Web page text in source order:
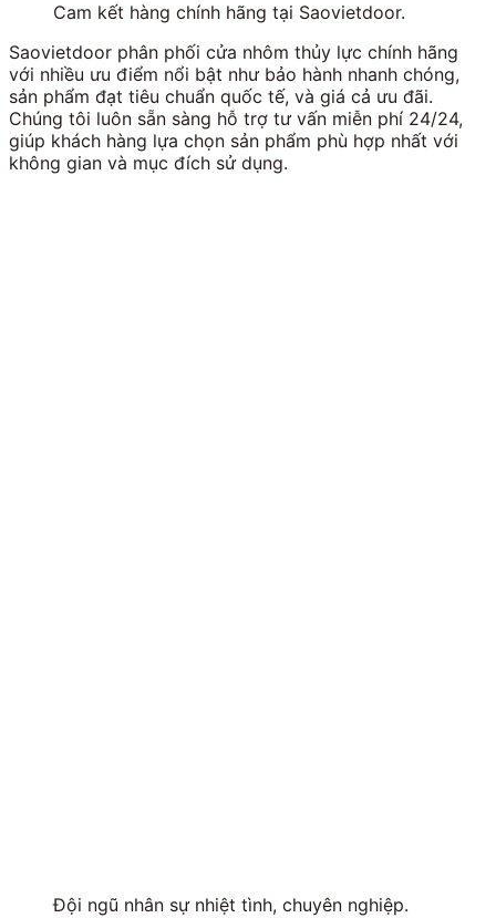
Cam kết hàng chính hãng tại Saovietdoor.
Saovietdoor phân phối cửa nhôm thủy lực chính hãng
với nhiều ưu điểm nổi bật như bảo hành nhanh chóng,
sản phẩm đạt tiêu chuẩn quốc tế, và giá cả ưu đãi.
Chúng tôi luôn sẵn sàng hỗ trợ tư vấn miễn phí 24/24,
giúp khách hàng lựa chọn sản phẩm phù hợp nhất với
không gian và mục đích sử dụng.
Đội ngũ nhân sự nhiệt tình, chuyên nghiệp.